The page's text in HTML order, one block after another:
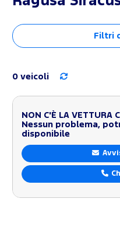
Filtri
0 veicoli
NON C'È LA VETTURA
Nessun problema,
disponibile